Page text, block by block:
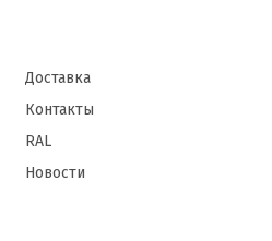
Доставка
Контакты
RAL
Новости